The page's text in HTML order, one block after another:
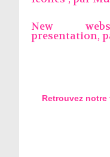
New
presentation,
Retrouvez